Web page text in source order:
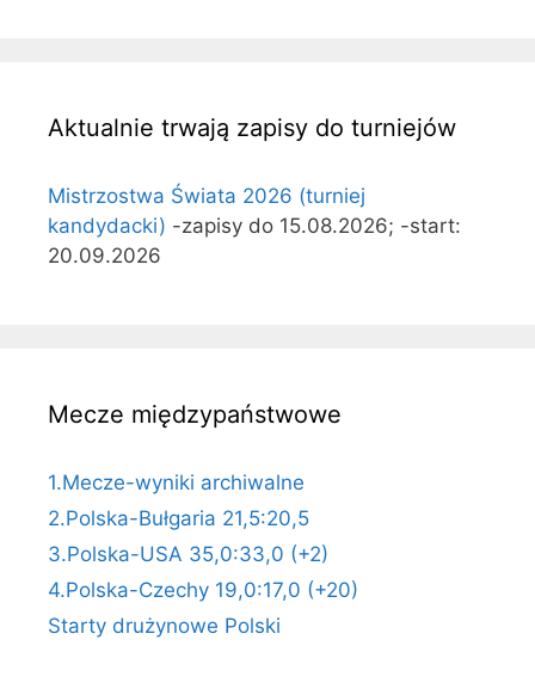
Aktualnie trwają zapisy do turniejów
Mistrzostwa Świata 2026 (turniej
kandydacki) -zapisy do 15.08.2026; -start:
20.09.2026
Mecze międzypaństwowe
1.Mecze-wyniki archiwalne
2.Polska-Bułgaria 21,5:20,5
3.Polska-USA 35,0:33,0 (+2)
4.Polska-Czechy 19,0:17,0 (+20)
Starty drużynowe Polski